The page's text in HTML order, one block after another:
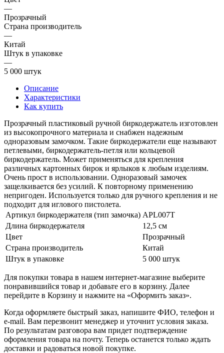
—
Прозрачный
Страна производитель
—
Китай
Штук в упаковке
—
5 000 штук
Описание
Характеристики
Как купить
Прозрачный пластиковый ручной биркодержатель изготовлен
из высокопрочного материала и снабжен надежным
одноразовым замочком. Такие биркодержатели еще называют
петлевыми, биркодержатель-петля или кольцевой
биркодержатель. Может применяться для крепления
различных картонных бирок и ярлыков к любым изделиям.
Очень прост в использовании. Одноразовый замочек
защелкивается без усилий. К повторному применению
непригоден. Используется только для ручного крепления и не
подходит для иглового пистолета.
Артикул биркодержателя (тип замочка) APL007T
Длина биркодержателя
12,5 см
Цвет
Прозрачный
Страна производитель
Китай
Штук в упаковке
5 000 штук
Для покупки товара в нашем интернет-магазине выберите
понравившийся товар и добавьте его в корзину. Далее
перейдите в Корзину и нажмите на «Оформить заказ».
Когда оформляете быстрый заказ, напишите ФИО, телефон и
e-mail. Вам перезвонит менеджер и уточнит условия заказа.
По результатам разговора вам придет подтверждение
оформления товара на почту. Теперь останется только ждать
доставки и радоваться новой покупке.